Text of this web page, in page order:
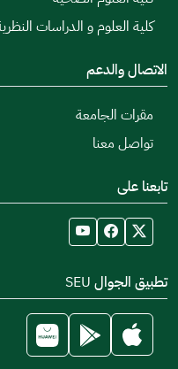
كلية العلوم و الدراسات
الاتصال والدعم
مقرات الجامعة
تواصل معنا
تابعنا على
تطبيق الجوال SEU